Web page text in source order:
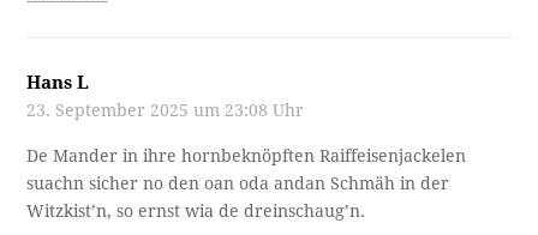
Hans L
23. September 2025 um 23:08 Uhr
De Mander in ihre hornbeknöpften Raiffeisenjackelen
suachn sicher no den oan oda andan Schmäh in der
Witzkist’n, so ernst wia de dreinschaug’n.